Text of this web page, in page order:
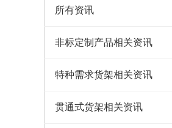
所有资讯
非标定制产品相关资讯
特种需求货架相关资讯
贯通式货架相关资讯